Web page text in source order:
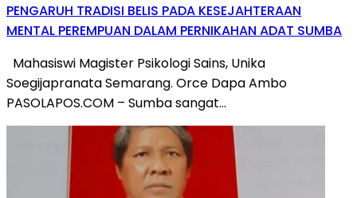
PENGARUH TRADISI BELIS PADA KESEJAHTERAAN
MENTAL PEREMPUAN DALAM PERNIKAHAN ADAT SUMBA
Mahasiswi Magister Psikologi Sains, Unika
Soegijapranata Semarang. Orce Dapa Ambo
PASOLAPOS.COM – Sumba sangat…